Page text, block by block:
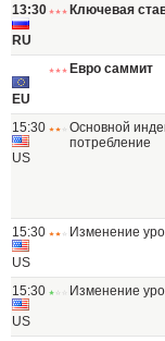
13:30
RU
Ключевая
EU
Евро саммит
15:30
US
Основной
потребление
15:30
US
Изменение
15:30
US
Изменение